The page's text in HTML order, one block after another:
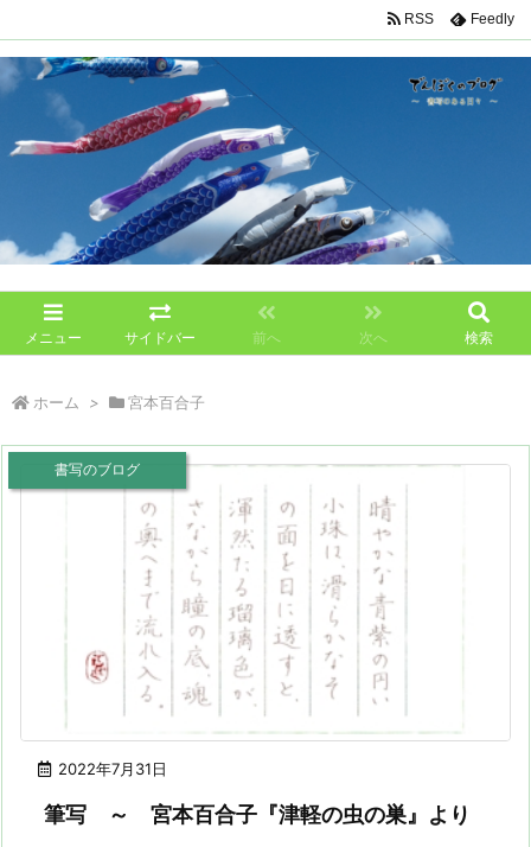
メニュー サイドバー 前へ 次へ 検索
RSS Feedly
ホーム > 宮本百合子
2022年7月31日
書写のブログ
筆写 ～ 宮本百合子『津軽の虫の巣』より